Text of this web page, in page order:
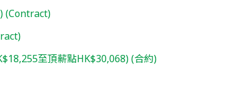
(Contract)
至頂薪點HK$30,068) (合約)